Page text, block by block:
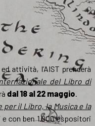
attività, l’AIST prenderà
del Libro di
dal 18 al 22 maggio.
per il Libro, la Musica e la
con ben 1.000 espositori